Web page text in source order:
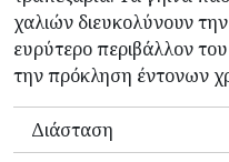
χαλιών διευκολύνουν
ευρύτερο περιβάλλον
την πρόκληση έντονων
Διάσταση